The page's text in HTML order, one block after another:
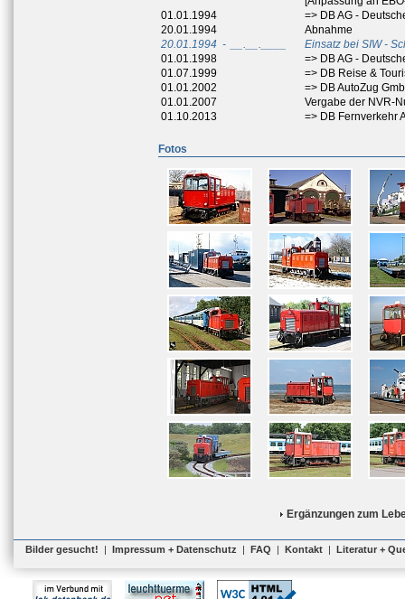
01.01.1994
=> DB AG -
20.01.1994
Abnahme
20.01.1994 - __.__.____
Einsatz bei SIW -
01.01.1998
=> DB AG -
01.07.1999
=> DB Reise &
01.01.2002
=> DB AutoZug
01.01.2007
Vergabe der NVR-
01.10.2013
=> DB Fernverkehr
Fotos
Ergänzungen zum
Bilder gesucht! | Impressum + Datenschutz | FAQ | Kontakt | Literatur +